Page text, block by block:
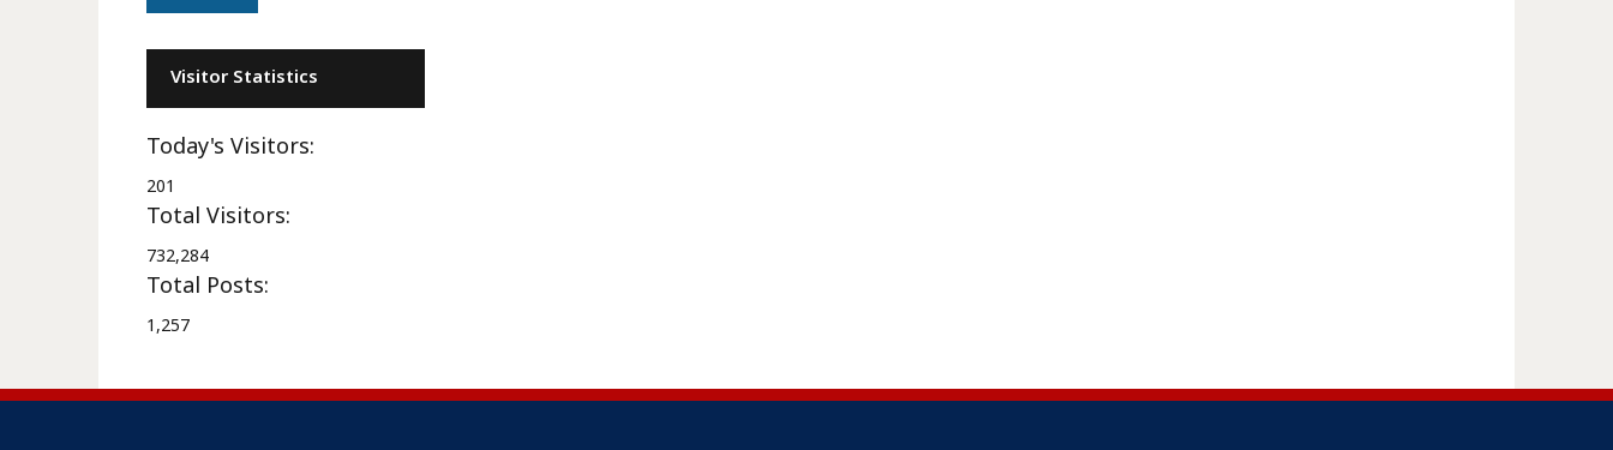
Visitor Statistics
Today's Visitors:
201
Total Visitors:
732,284
Total Posts:
1,257